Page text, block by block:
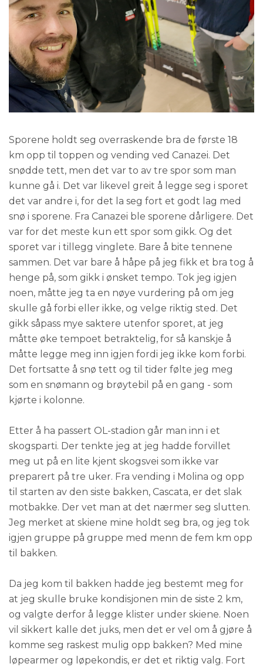
Sporene holdt seg overraskende bra de første 18
km opp til toppen og vending ved Canazei. Det
snødde tett, men det var to av tre spor som man
kunne gå i. Det var likevel greit å legge seg i sporet
det var andre i, for det la seg fort et godt lag med
snø i sporene. Fra Canazei ble sporene dårligere. Det
var for det meste kun ett spor som gikk. Og det
sporet var i tillegg vinglete. Bare å bite tennene
sammen. Det var bare å håpe på jeg fikk et bra tog å
henge på, som gikk i ønsket tempo. Tok jeg igjen
noen, måtte jeg ta en nøye vurdering på om jeg
skulle gå forbi eller ikke, og velge riktig sted. Det
gikk såpass mye saktere utenfor sporet, at jeg
måtte øke tempoet betraktelig, for så kanskje å
måtte legge meg inn igjen fordi jeg ikke kom forbi.
Det fortsatte å snø tett og til tider følte jeg meg
som en snømann og brøytebil på en gang - som
kjørte i kolonne.
Etter å ha passert OL-stadion går man inn i et
skogsparti. Der tenkte jeg at jeg hadde forvillet
meg ut på en lite kjent skogsvei som ikke var
preparert på tre uker. Fra vending i Molina og opp
til starten av den siste bakken, Cascata, er det slak
motbakke. Der vet man at det nærmer seg slutten.
Jeg merket at skiene mine holdt seg bra, og jeg tok
igjen gruppe på gruppe med menn de fem km opp
til bakken.
Da jeg kom til bakken hadde jeg bestemt meg for
at jeg skulle bruke kondisjonen min de siste 2 km,
og valgte derfor å legge klister under skiene. Noen
vil sikkert kalle det juks, men det er vel om å gjøre å
komme seg raskest mulig opp bakken? Med mine
løpearmer og løpekondis, er det et riktig valg. Fort